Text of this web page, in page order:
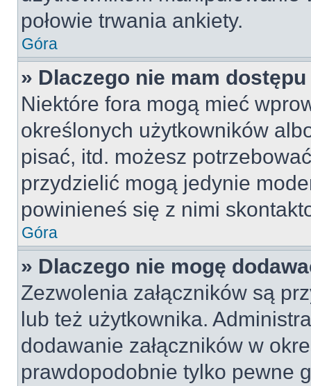
połowie trwania ankiety.
Góra
» Dlaczego nie mam
Niektóre fora mogą mieć
określonych użytkowników
pisać, itd. możesz
przydzielić mogą jedynie
powinieneś się z nimi
Góra
» Dlaczego nie mogę
Zezwolenia załączników są
lub też użytkownika.
dodawanie załączników w
prawdopodobnie tylko pewne